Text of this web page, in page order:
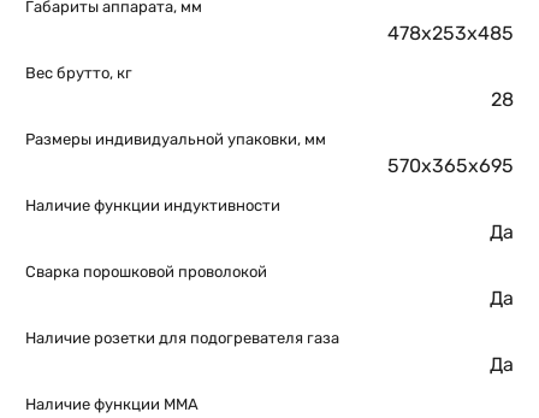
Габариты аппарата, мм
478х253х485
Вес брутто, кг
28
Размеры индивидуальной упаковки, мм
570х365х695
Наличие функции индуктивности
Да
Сварка порошковой проволокой
Да
Наличие розетки для подогревателя газа
Да
Наличие функции MMA